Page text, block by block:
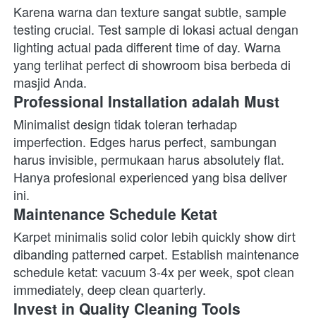
Karena warna dan texture sangat subtle, sample
testing crucial. Test sample di lokasi actual dengan
lighting actual pada different time of day. Warna
yang terlihat perfect di showroom bisa berbeda di
masjid Anda.
Professional Installation adalah Must
Minimalist design tidak toleran terhadap
imperfection. Edges harus perfect, sambungan
harus invisible, permukaan harus absolutely flat.
Hanya profesional experienced yang bisa deliver
ini.
Maintenance Schedule Ketat
Karpet minimalis solid color lebih quickly show dirt
dibanding patterned carpet. Establish maintenance
schedule ketat: vacuum 3-4x per week, spot clean
immediately, deep clean quarterly.
Invest in Quality Cleaning Tools